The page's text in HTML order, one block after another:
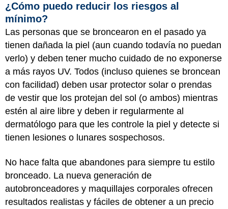
¿Cómo puedo reducir los riesgos al
mínimo?
Las personas que se broncearon en el pasado ya
tienen dañada la piel (aun cuando todavía no puedan
verlo) y deben tener mucho cuidado de no exponerse
a más rayos UV. Todos (incluso quienes se broncean
con facilidad) deben usar protector solar o prendas
de vestir que los protejan del sol (o ambos) mientras
estén al aire libre y deben ir regularmente al
dermatólogo para que les controle la piel y detecte si
tienen lesiones o lunares sospechosos.
No hace falta que abandones para siempre tu estilo
bronceado. La nueva generación de
autobronceadores y maquillajes corporales ofrecen
resultados realistas y fáciles de obtener a un precio